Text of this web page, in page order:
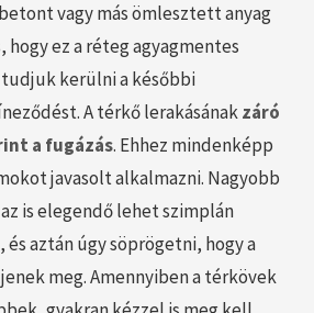
vagy más ömlesztett anyag
hogy ez a réteg agyagmentes
kerülni a későbbi
A térkő lerakásánakzáró
a fugázás. Ehhez mindenképp
javasolt alkalmazni. Nagyobb
is elegendő lehet szimplán
aztán úgy söprögetni, hogy a
meg. Amennyiben a térkövek